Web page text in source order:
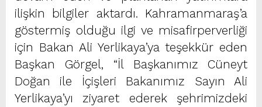
ilişkin bilgiler aktardı. Kahramanmaraş’a
göstermiş olduğu ilgi ve misafirperverliği
için Bakan Ali Yerlikaya’ya teşekkür eden
Başkan Görgel, “İl Başkanımız Cüneyt
Doğan ile İçişleri Bakanımız Sayın Ali
Yerlikaya’yı ziyaret ederek şehrimizdeki